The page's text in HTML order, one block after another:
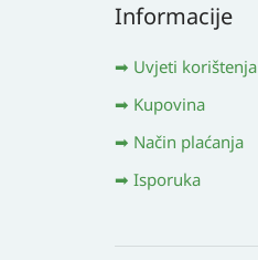
Informacije
Uvjeti korištenja
Kupovina
Način plaćanja
Isporuka